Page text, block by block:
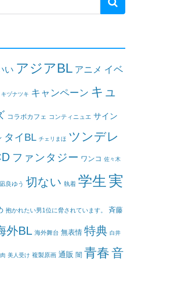
い アジアBL アニメ イベ
キヅナツキ キャンペーン キュ
コラボカフェ コンティニュエ サイン
タイBL チェリまほ ツンデレ
ファンタジー ワンコ 佐々木
凪良ゆう 切ない 執着 学生 実
抱かれたい男1位に脅されています。 斉藤
外BL 海外舞台 無表情 特典 白井
美人受け 複製原画 通販 闇 青春音